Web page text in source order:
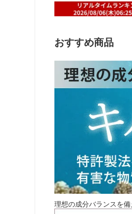
おすすめ商品
理想の成分バランスを備